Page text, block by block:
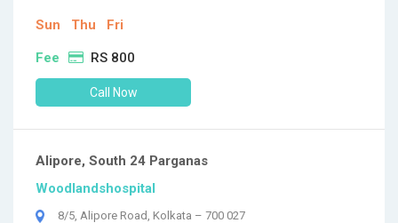
Sun Thu Fri
Fee RS 800
Call Now
Alipore, South 24 Parganas
Woodlandshospital
8/5, Alipore Road, Kolkata – 700 027